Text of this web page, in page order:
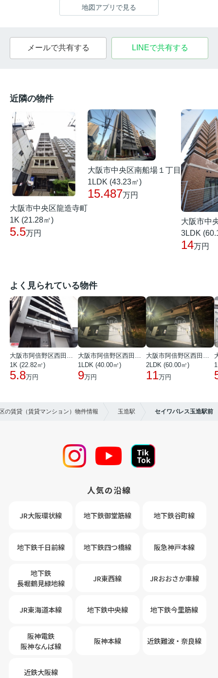
地図アプリで見る
メールで共有する LINEで共有する
近隣の物件
大阪市中央区龍造寺町
1K (21.28㎡)
5.5万円
大阪市中央区南船場１丁目
1LDK (43.23㎡)
15.487万円
大阪市中
3LDK
14万円
よく見られている物件
1K (22.82㎡)
5.8万円
1LDK (40.00㎡)
9万円
2LDK (60.00㎡)
11万円
の賃貸（賃貸マンション）物件情報 玉造駅 セイワパレス玉造駅前
人気の沿線
JR大阪環状線 地下鉄御堂筋線 地下鉄谷町線
地下鉄千日前線 地下鉄四つ橋線 阪急神戸本線
地下鉄
長堀鶴見緑地線
JR東西線 JRおおさか車線
JR東海道本線 地下鉄中央線 地下鉄今里筋線
阪神電鉄
阪神なんば線
阪神本線 近鉄難波・奈良線
近鉄大阪線